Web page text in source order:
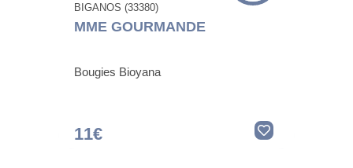
BIGANOS (33380)
MME GOURMANDE
Bougies Bioyana
11€